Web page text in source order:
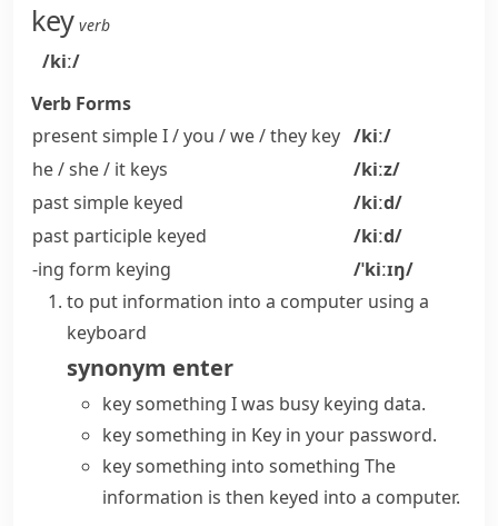
key verb
/kiː/
Verb Forms
present simple I / you / we / they key /kiː/
he / she / it keys
/kiːz/
past simple keyed
/kiːd/
past participle keyed
/kiːd/
-ing form keying
/ˈkiːɪŋ/
to put information into a computer using a
keyboard
synonym enter
key something I was busy keying data.
key something in Key in your password.
key something into something The
information is then keyed into a computer.